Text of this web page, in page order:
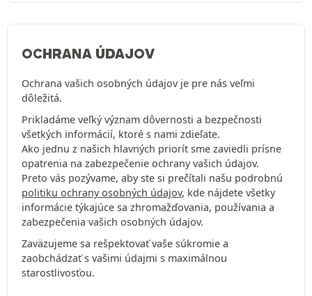
OCHRANA ÚDAJOV
Ochrana vašich osobných údajov je pre nás veľmi
dôležitá.
Prikladáme veľký význam dôvernosti a bezpečnosti
všetkých informácií, ktoré s nami zdieľate.
Ako jednu z našich hlavných priorít sme zaviedli prísne
opatrenia na zabezpečenie ochrany vašich údajov.
Preto vás pozývame, aby ste si prečítali našu podrobnú
politiku ochrany osobných údajov, kde nájdete všetky
informácie týkajúce sa zhromažďovania, používania a
zabezpečenia vašich osobných údajov.
Zaväzujeme sa rešpektovať vaše súkromie a
zaobchádzať s vašimi údajmi s maximálnou
starostlivosťou.